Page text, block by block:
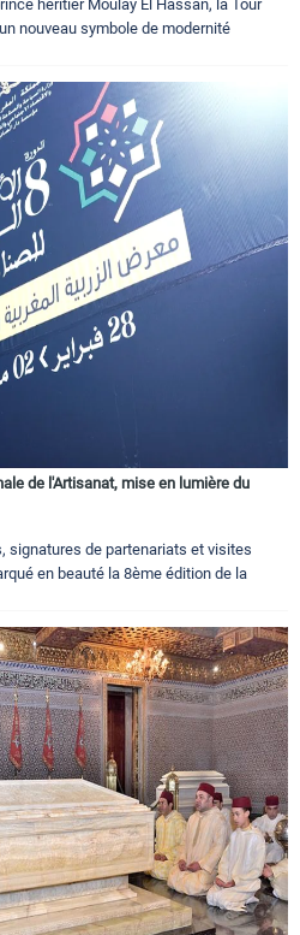
héritier Moulay El Hassan, la Tour
nouveau symbole de modernité
de l'Artisanat, mise en lumière du
signatures de partenariats et visites
en beauté la 8ème édition de la